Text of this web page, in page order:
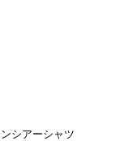
シアーシャツ